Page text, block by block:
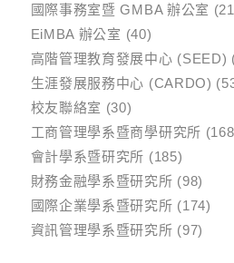
國際事務室暨 GMBA 辦公室
EiMBA 辦公室 (40)
高階管理教育發展中心 (SEED)
生涯發展服務中心 (CARDO)
校友聯絡室 (30)
工商管理學系暨商學研究所
會計學系暨研究所 (185)
財務金融學系暨研究所 (98)
國際企業學系暨研究所 (174)
資訊管理學系暨研究所 (97)